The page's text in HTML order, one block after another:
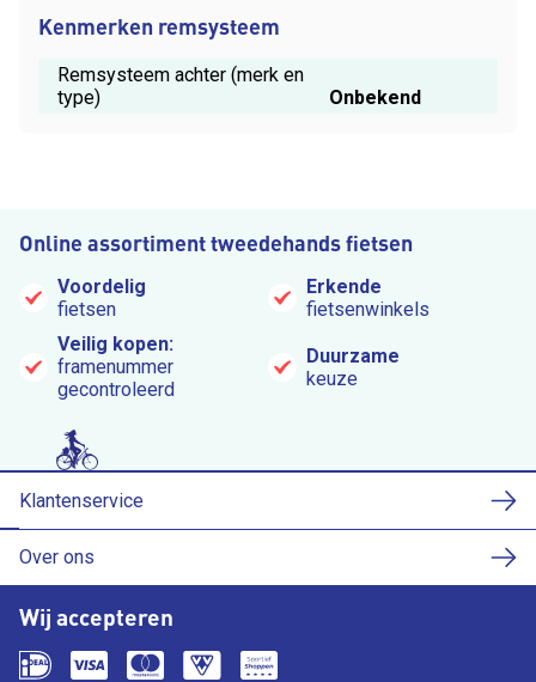
Kenmerken remsysteem
Remsysteem achter (merk en
type)
Onbekend
Online assortiment tweedehands fietsen
Voordelig
fietsen
Erkende
fietsenwinkels
Veilig kopen:
framenummer
gecontroleerd
Duurzame
keuze
Klantenservice
Over ons
Wij accepteren